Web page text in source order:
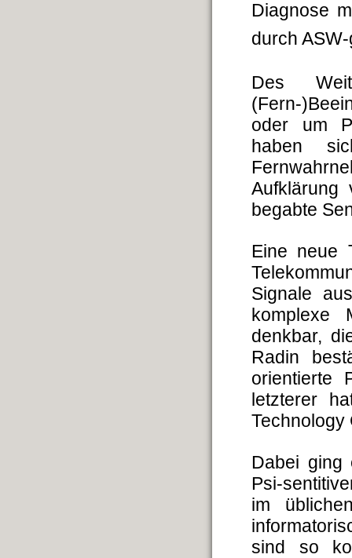
Diagnose
durch
Des
(Fern-
oder um
haben
Aufklärung
begabte
Eine neue
Signale
komplexe
denkbar,
Radin
orientierte
letzterer
Technology
Dabei ging
Psi-
im
sind so